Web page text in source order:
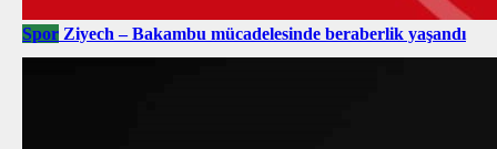
Spor Ziyech – Bakambu mücadelesinde beraberlik yaşandı